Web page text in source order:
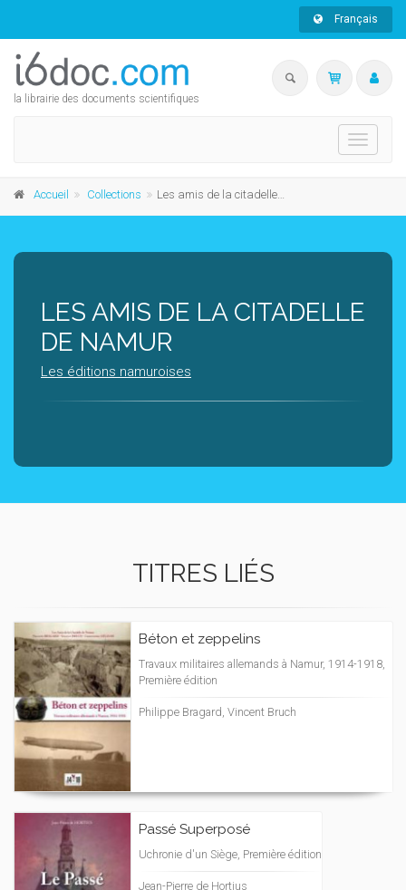
Français
la librairie des documents scientifiques
Toggle
Accueil Collections Les amis de la citadelle de Namur
LES AMIS DE LA CITADELLE
DE NAMUR
Les éditions namuroises
TITRES LIÉS
Béton et zeppelins
Travaux militaires allemands à Namur, 1914-1918,
Première édition
Philippe Bragard, Vincent Bruch
Passé Superposé
Uchronie d'un Siège, Première édition
Jean-Pierre de Hortius